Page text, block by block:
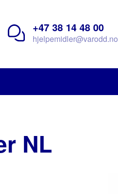
+47 38 14 48 00
hjelpemidler@varodd.no
NL